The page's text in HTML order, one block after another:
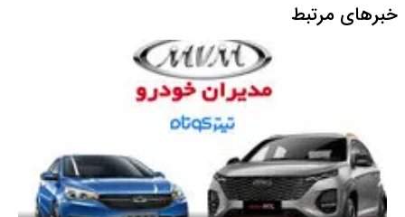
خبرهای مرتبط